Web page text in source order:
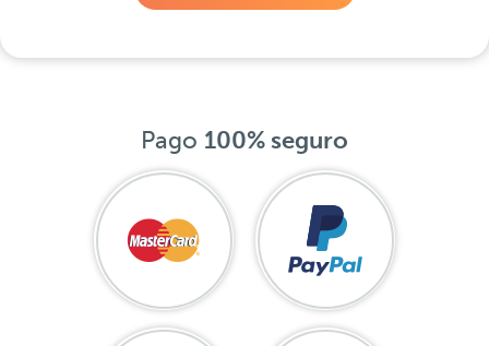
Pago 100% seguro